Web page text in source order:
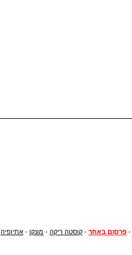
- פרסום באתר - קוסטה ריקה - מונקו - אתיופיה